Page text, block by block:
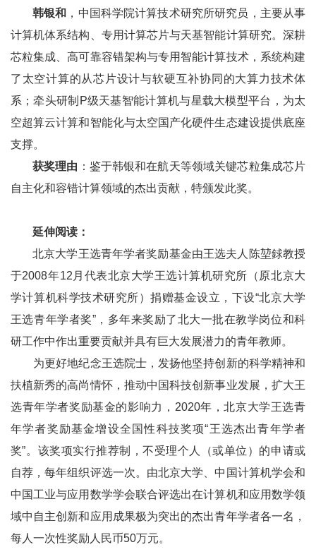
韩银和 ，中国科学院计算技术研究所研究员，主要从事
计算机体系结构、专用计算芯片与天基智能计算研究。深耕
芯粒集成、高可靠容错架构与专用智能计算技术，系统构建
了太空计算的从芯片设计与软硬互补协同的大算力技术体
系；牵头研制P级天基智能计算机与星载大模型平台，为太
空超算云计算和智能化与太空国产化硬件生态建设提供底座
支撑。
获奖理由 ：鉴于韩银和在航天等领域关键芯粒集成芯片
自主化和容错计算领域的杰出贡献，特颁发此奖。
延伸阅读：
北京大学王选青年学者奖励基金由王选夫人陈堃銶教授
于2008年12月代表北京大学王选计算机研究所（原北京大
学计算机科学技术研究所）捐赠基金设立，下设“北京大学
王选青年学者奖”，多年来奖励了北大一批在教学岗位和科
研工作中作出重要贡献并具有巨大发展潜力的青年教师。
为更好地纪念王选院士，发扬他坚持创新的科学精神和
扶植新秀的高尚情怀，推动中国科技创新事业发展，扩大王
选青年学者奖励基金的影响力，2020年，北京大学王选青
年学者奖励基金增设全国性科技奖项“王选杰出青年学者
奖”。该奖项实行推荐制，不受理个人（或单位）的申请或
自荐，每年组织评选一次。由北京大学、中国计算机学会和
中国工业与应用数学学会联合评选出在计算机和应用数学领
域中自主创新和应用成果极为突出的杰出青年学者各一名，
每人一次性奖励人民币50万元。